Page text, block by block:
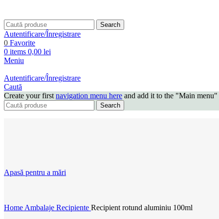
Search
Autentificare/Înregistrare
0 Favorite
0 items 0,00 lei
Meniu
Autentificare/Înregistrare
Caută
Create your first navigation menu here and add it to the "Main menu"
Search
Apasă pentru a mări
Home Ambalaje Recipiente Recipient rotund aluminiu 100ml